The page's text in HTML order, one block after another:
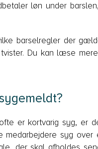
løn under
barselregler der
Du kan læse
er kortvarig syg, er
syg